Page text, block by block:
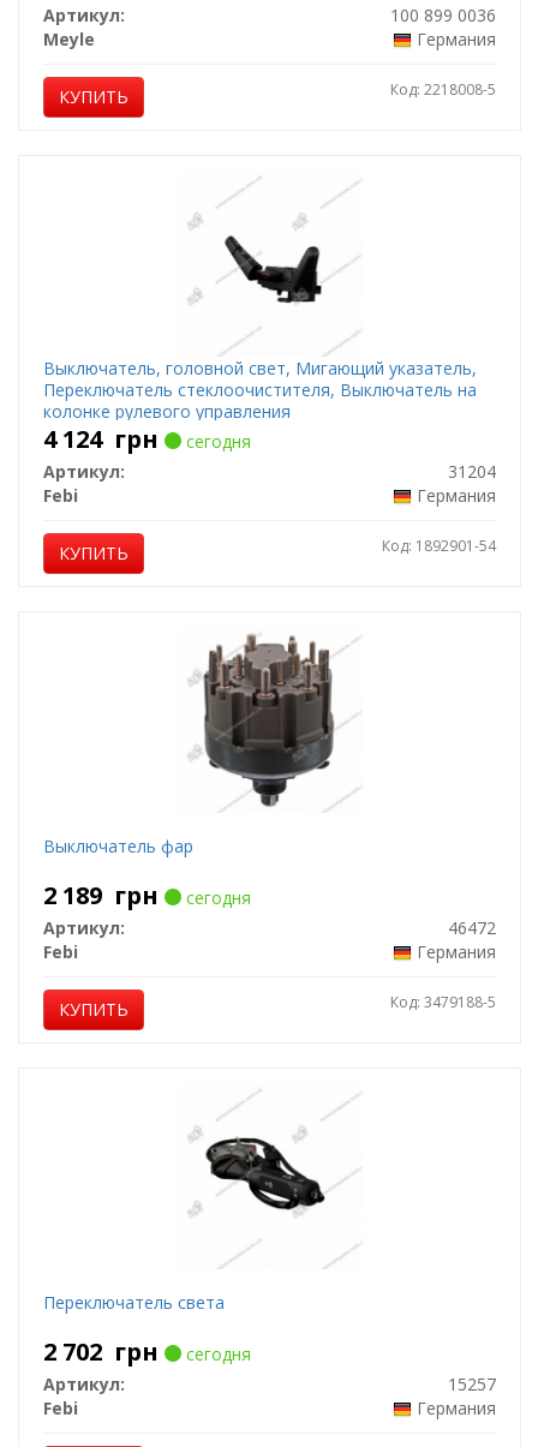
Артикул:
100 899 0036
Meyle
Германия
КУПИТЬ Код: 2218008-5
Выключатель, головной свет, Мигающий указатель,
Переключатель стеклоочистителя, Выключатель на
колонке рулевого управления
4 124 грн
сегодня
Артикул:
31204
Febi
Германия
КУПИТЬ Код: 1892901-54
Выключатель фар
2 189 грн
сегодня
Артикул:
46472
Febi
Германия
КУПИТЬ Код: 3479188-5
Переключатель света
2 702 грн
сегодня
Артикул:
15257
Febi
Германия